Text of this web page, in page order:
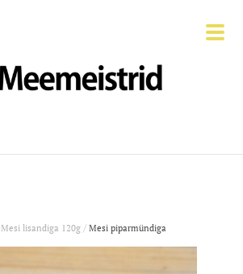
Mesi lisandiga 120g / Mesi piparmündiga